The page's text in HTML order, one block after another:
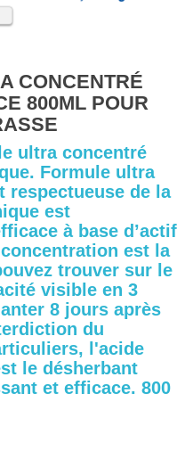
CONCENTRÉ
800ML POUR
ultra concentré
Formule ultra
respectueuse de la
est
à base d’actif
est la
trouver sur le
visible en 3
8 jours après
du
l'acide
le désherbant
et efficace. 800